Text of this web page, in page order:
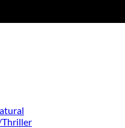
Thriller